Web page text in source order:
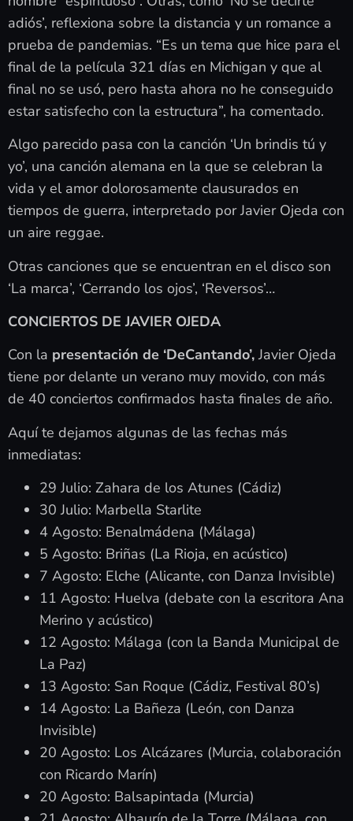
adiós’, reflexiona sobre la distancia y un romance a
prueba de pandemias. “Es un tema que hice para el
final de la película 321 días en Michigan y que al
final no se usó, pero hasta ahora no he conseguido
estar satisfecho con la estructura”, ha comentado.
Algo parecido pasa con la canción ‘Un brindis tú y
yo’, una canción alemana en la que se celebran la
vida y el amor dolorosamente clausurados en
tiempos de guerra, interpretado por Javier Ojeda con
un aire reggae.
Otras canciones que se encuentran en el disco son
‘La marca’, ‘Cerrando los ojos’, ‘Reversos’…
CONCIERTOS DE JAVIER OJEDA
Con la presentación de ‘DeCantando’, Javier Ojeda
tiene por delante un verano muy movido, con más
de 40 conciertos confirmados hasta finales de año.
Aquí te dejamos algunas de las fechas más
inmediatas:
29 Julio: Zahara de los Atunes (Cádiz)
30 Julio: Marbella Starlite
4 Agosto: Benalmádena (Málaga)
5 Agosto: Briñas (La Rioja, en acústico)
7 Agosto: Elche (Alicante, con Danza Invisible)
11 Agosto: Huelva (debate con la escritora Ana
Merino y acústico)
12 Agosto: Málaga (con la Banda Municipal de
La Paz)
13 Agosto: San Roque (Cádiz, Festival 80’s)
14 Agosto: La Bañeza (León, con Danza
Invisible)
20 Agosto: Los Alcázares (Murcia, colaboración
con Ricardo Marín)
20 Agosto: Balsapintada (Murcia)